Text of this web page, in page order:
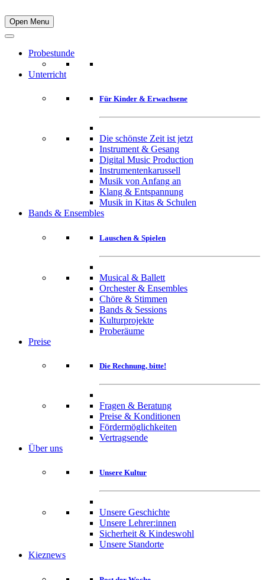
Open Menu
Probestunde
Unterricht
Für Kinder & Erwachsene
Die schönste Zeit ist jetzt
Instrument & Gesang
Digital Music Production
Instrumentenkarussell
Musik von Anfang an
Klang & Entspannung
Musik in Kitas & Schulen
Bands & Ensembles
Lauschen & Spielen
Musical & Ballett
Orchester & Ensembles
Chöre & Stimmen
Bands & Sessions
Kulturprojekte
Proberäume
Preise
Die Rechnung, bitte!
Fragen & Beratung
Preise & Konditionen
Fördermöglichkeiten
Vertragsende
Über uns
Unsere Kultur
Unsere Geschichte
Unsere Lehrer:innen
Sicherheit & Kindeswohl
Unsere Standorte
Kieznews